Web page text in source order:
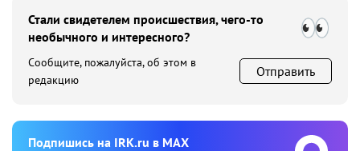
Стали свидетелем происшествия, чего-то
необычного и интересного?
Сообщите, пожалуйста, об этом в
редакцию
Отправить
Подпишиcь на IRK.ru в MAX